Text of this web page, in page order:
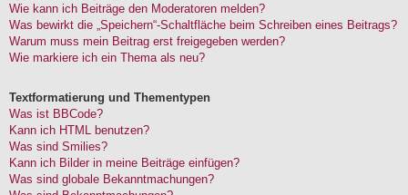
Wie kann ich Beiträge den Moderatoren melden?
Was bewirkt die „Speichern“-Schaltfläche beim Schreiben eines Beitrags?
Warum muss mein Beitrag erst freigegeben werden?
Wie markiere ich ein Thema als neu?
Textformatierung und Thementypen
Was ist BBCode?
Kann ich HTML benutzen?
Was sind Smilies?
Kann ich Bilder in meine Beiträge einfügen?
Was sind globale Bekanntmachungen?